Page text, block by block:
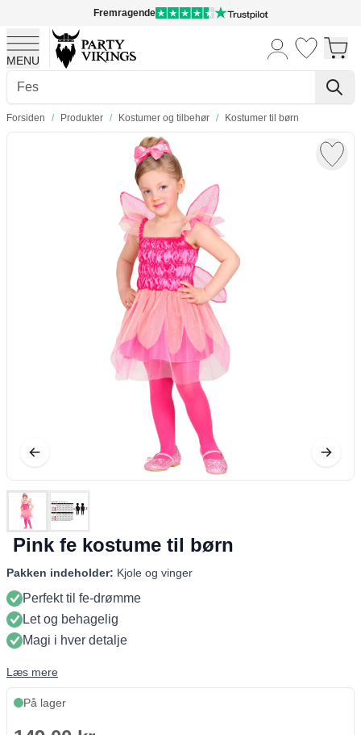
Fremragende
MENU
Skip to Content
Forsiden / Produkter / Kostumer og tilbehør / Kostumer til børn
Pink fe kostume til børn
Pakken indeholder: Kjole og vinger
Perfekt til fe-drømme
Let og behagelig
Magi i hver detalje
Læs mere
På lager